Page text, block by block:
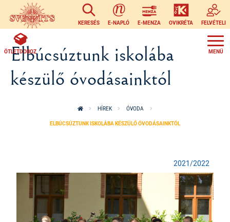
Ugrás a tartalomra
KERESÉS E-NAPLÓ E-MENZA OVIKRÉTA FELVÉTELI
ÖTLETDOBOZ
Elbúcsúztunk iskolába
készülő óvodásainktól
HÍREK ÓVODA
ELBÚCSÚZTUNK ISKOLÁBA KÉSZÜLŐ ÓVODÁSAINKTÓL
2021/2022